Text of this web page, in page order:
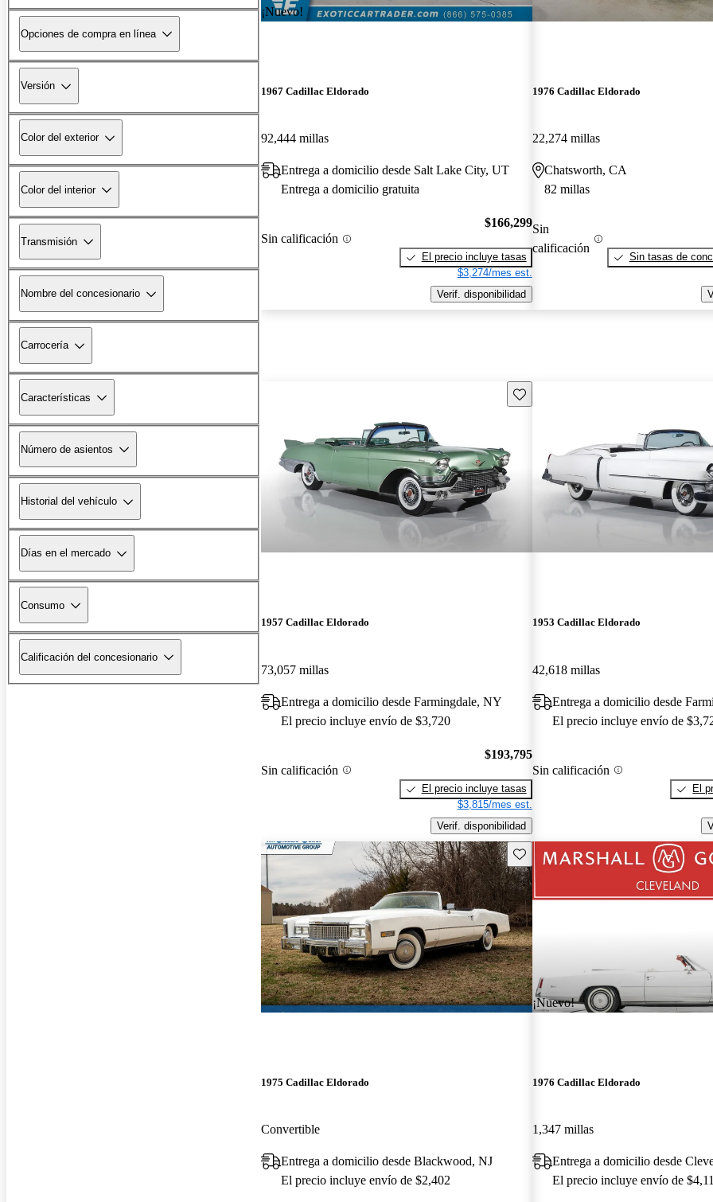
Opciones de compra en línea
Versión
Color del exterior
Color del interior
Transmisión
Nombre del concesionario
Carrocería
Características
Número de asientos
Historial del vehículo
Días en el mercado
Consumo
Calificación del concesionario
¡Nuevo!
1967 Cadillac Eldorado
92,444 millas
Entrega a domicilio desde Salt Lake City, UT
Entrega a domicilio gratuita
Sin calificación
$166,299
El precio incluye tasas
$3,274/mes est.
Verif. disponibilidad
1976 Cadillac Eldorado
22,274 millas
Chatsworth, CA
82 millas
Sin
calificación
Sin tasas de
Guarda este Aviso
1957 Cadillac Eldorado
73,057 millas
Entrega a domicilio desde Farmingdale, NY
El precio incluye envío de $3,720
Sin calificación
$193,795
El precio incluye tasas
$3,815/mes est.
Verif. disponibilidad
1953 Cadillac Eldorado
42,618 millas
Entrega a domicilio desde
El precio incluye envío de
Sin calificación
El
Guarda este Aviso
1975 Cadillac Eldorado
Convertible
Entrega a domicilio desde Blackwood, NJ
El precio incluye envío de $2,402
¡Nuevo!
1976 Cadillac Eldorado
1,347 millas
Entrega a domicilio desde
El precio incluye envío de